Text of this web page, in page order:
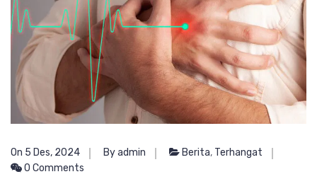
On 5 Des, 2024 By admin Berita, Terhangat
0 Comments